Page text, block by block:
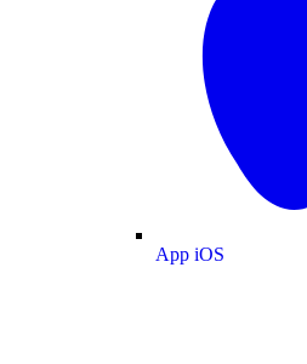
App iOS